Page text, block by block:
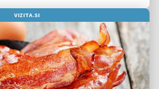
VIZITA.SI